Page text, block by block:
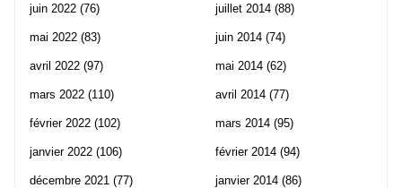
juin 2022 (76)
mai 2022 (83)
avril 2022 (97)
mars 2022 (110)
février 2022 (102)
janvier 2022 (106)
décembre 2021 (77)
juillet 2014 (88)
juin 2014 (74)
mai 2014 (62)
avril 2014 (77)
mars 2014 (95)
février 2014 (94)
janvier 2014 (86)